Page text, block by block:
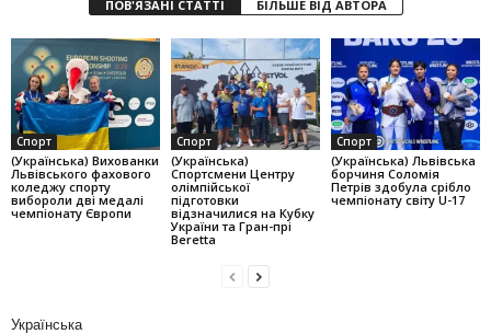
ПОВ'ЯЗАНІ СТАТТІ БІЛЬШЕ ВІД АВТОРА
Спорт
(Українська) Вихованки
Львівського фахового
коледжу спорту
вибороли дві медалі
чемпіонату Європи
Спорт
(Українська)
Спортсмени Центру
олімпійської
підготовки
відзначилися на Кубку
України та Гран-прі
Beretta
Спорт
(Українська) Львівська
борчиня Соломія
Петрів здобула срібло
чемпіонату світу U-17
Українська